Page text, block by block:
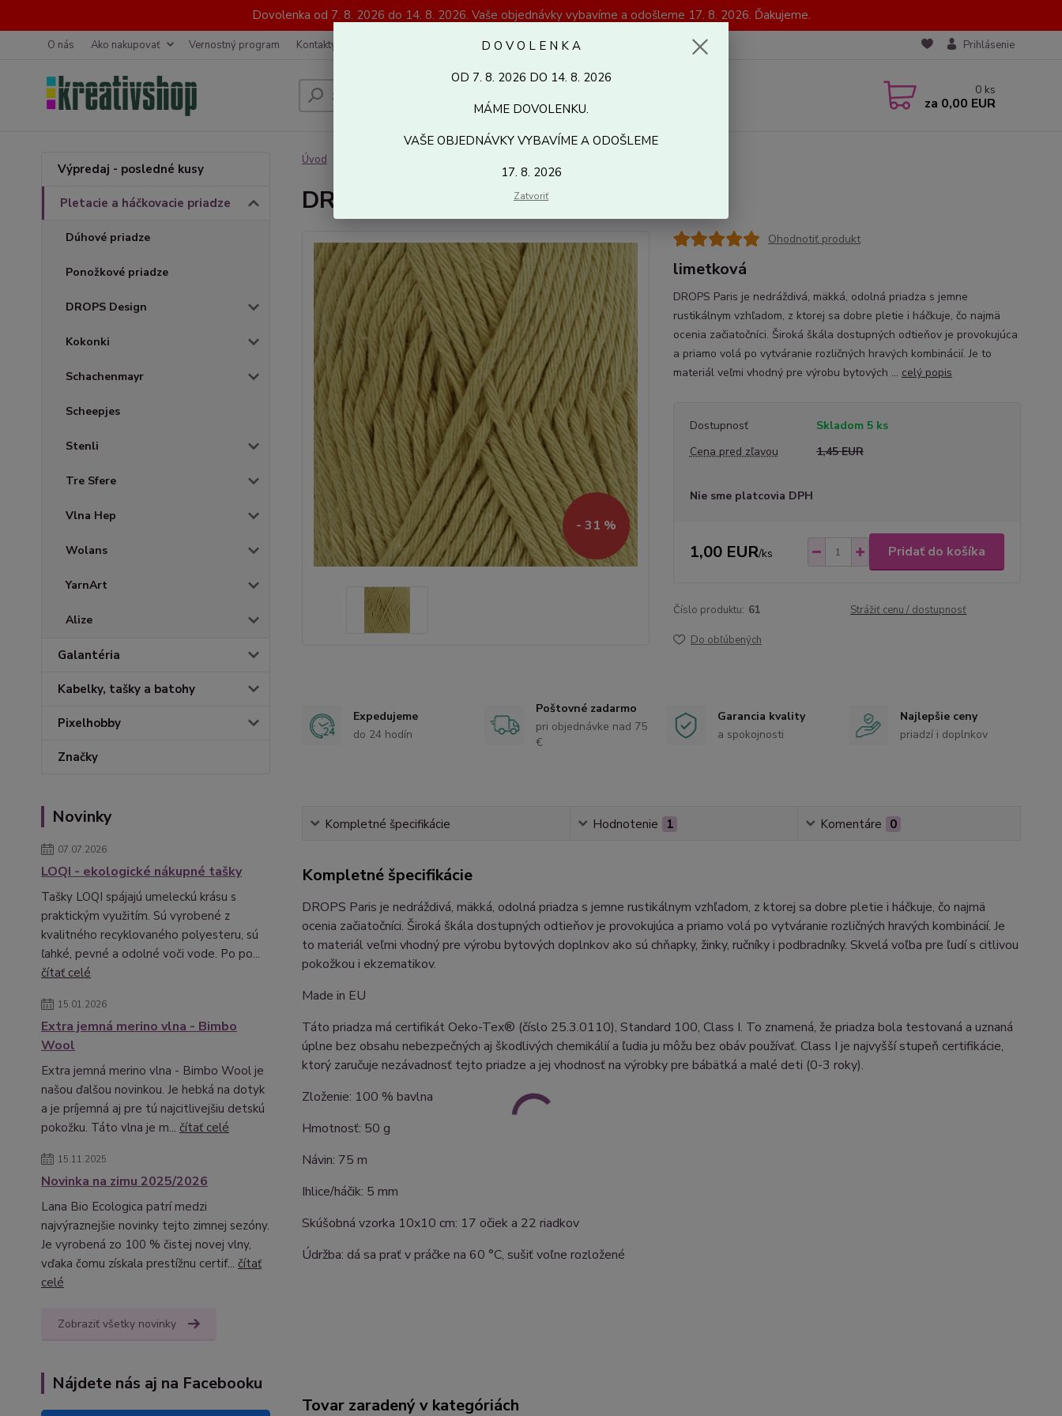
Dovolenka od 7. 8. 2026 do 14. 8. 2026. Vaše objednávky vybavíme a odošleme 17. 8. 2026. Ďakujeme.
O nás Ako nakupovať Vernostný program Kontakty Prihlásenie
0 ks
za 0,00 EUR
Výpredaj - posledné kusy
Pletacie a háčkovacie priadze
Dúhové priadze
Ponožkové priadze
DROPS Design
Kokonki
Schachenmayr
Scheepjes
Stenli
Tre Sfere
Vlna Hep
Wolans
YarnArt
Alize
Galantéria
Kabelky, tašky a batohy
Pixelhobby
Značky
Novinky
07.07.2026
LOQI - ekologické nákupné tašky
Tašky LOQI spájajú umeleckú krásu s
praktickým využitím. Sú vyrobené z
kvalitného recyklovaného polyesteru, sú
ľahké, pevné a odolné voči vode. Po po...
čítať celé
15.01.2026
Extra jemná merino vlna - Bimbo
Wool
Extra jemná merino vlna - Bimbo Wool je
našou ďalšou novinkou. Je hebká na dotyk
a je príjemná aj pre tú najcitlivejšiu detskú
pokožku. Táto vlna je m... čítať celé
15.11.2025
Novinka na zimu 2025/2026
Lana Bio Ecologica patrí medzi
najvýraznejšie novinky tejto zimnej sezóny.
Je vyrobená zo 100 % čistej novej vlny,
vďaka čomu získala prestížnu certif... čítať
celé
Zobraziť všetky novinky
Nájdete nás aj na Facebooku
Úvod
DROPS PARIS 61
- 31 %
Ohodnotiť produkt
limetková
DROPS Paris je nedráždivá, mäkká, odolná priadza s jemne
rustikálnym vzhľadom, z ktorej sa dobre pletie i háčkuje, čo najmä
ocenia začiatočníci. Široká škála dostupných odtieňov je provokujúca
a priamo volá po vytváranie rozličných hravých kombinácií. Je to
materiál veľmi vhodný pre výrobu bytových ... celý popis
Dostupnosť
Skladom 5 ks
Cena pred zľavou
1,45 EUR
Nie sme platcovia DPH
1,00 EUR/ks Pridať do košíka
Číslo produktu: 61 Strážiť cenu / dostupnosť
Do obľúbených
Expedujeme
do 24 hodín
Poštovné zadarmo
pri objednávke nad 75
€
Garancia kvality
a spokojnosti
Najlepšie ceny
priadzí i doplnkov
Kompletné špecifikácie Hodnotenie 1 Komentáre 0
Kompletné špecifikácie
DROPS Paris je nedráždivá, mäkká, odolná priadza s jemne rustikálnym vzhľadom, z ktorej sa dobre pletie i háčkuje, čo najmä
ocenia začiatočníci. Široká škála dostupných odtieňov je provokujúca a priamo volá po vytváranie rozličných hravých kombinácií. Je
to materiál veľmi vhodný pre výrobu bytových doplnkov ako sú chňapky, žinky, ručníky i podbradníky. Skvelá voľba pre ľudí s citlivou
pokožkou i ekzematikov.
Made in EU
Táto priadza má certifikát Oeko-Tex® (číslo 25.3.0110), Standard 100, Class I. To znamená, že priadza bola testovaná a uznaná
úplne bez obsahu nebezpečných aj škodlivých chemikálií a ľudia ju môžu bez obáv používať. Class I je najvyšší stupeň certifikácie,
ktorý zaručuje nezávadnosť tejto priadze a jej vhodnosť na výrobky pre bábätká a malé deti (0-3 roky).
Zloženie: 100 % bavlna
Hmotnosť: 50 g
Návin: 75 m
Ihlice/háčik: 5 mm
Skúšobná vzorka 10x10 cm: 17 očiek a 22 riadkov
Údržba: dá sa prať v práčke na 60 °C, sušiť voľne rozložené
Tovar zaradený v kategóriách
D O V O L E N K A
OD 7. 8. 2026 DO 14. 8. 2026
MÁME DOVOLENKU.
VAŠE OBJEDNÁVKY VYBAVÍME A ODOŠLEME
17. 8. 2026
Zatvoriť